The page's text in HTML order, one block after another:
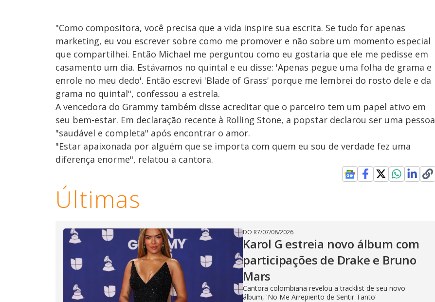
"Como compositora, você precisa que a vida inspire sua escrita. Se tudo for apenas
marketing, eu vou escrever sobre como me promover e não sobre um momento especial
que compartilhei. Então Michael me perguntou como eu gostaria que ele me pedisse em
casamento um dia. Estávamos no quintal e eu disse: 'Apenas pegue uma folha de grama e
enrole no meu dedo'. Então escrevi 'Blade of Grass' porque me lembrei do rosto dele e da
grama no quintal", confessou a estrela.
A vencedora do Grammy também disse acreditar que o parceiro tem um papel ativo em
seu bem-estar. Em declaração recente à Rolling Stone, a popstar declarou ser uma pessoa
"saudável e completa" após encontrar o amor.
"Estar apaixonada por alguém que se importa com quem eu sou de verdade fez uma
diferença enorme", relatou a cantora.
Últimas
DO R7/07/08/2026
Karol G estreia novo álbum com
participações de Drake e Bruno
Mars
Cantora colombiana revelou a ​tracklist de seu novo
álbum, 'No Me Arrepiento de Sentir Tanto'